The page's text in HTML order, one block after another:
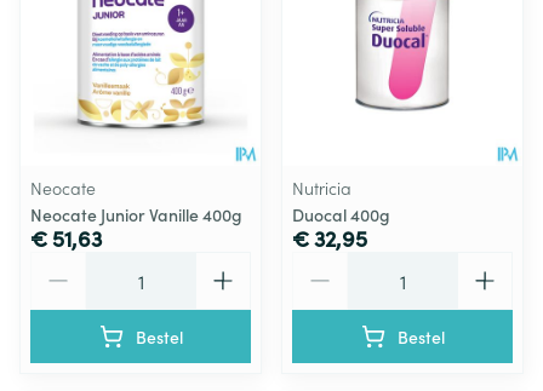
Neocate
Neocate Junior Vanille 400g
€ 51,63
Bestel
Nutricia
Duocal 400g
€ 32,95
Bestel